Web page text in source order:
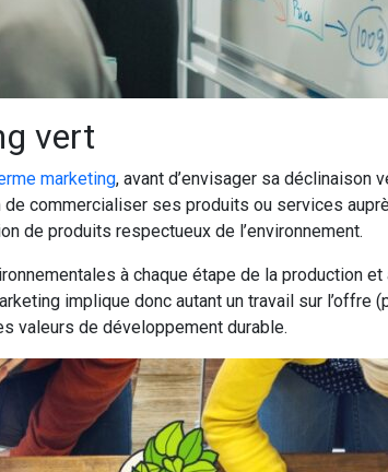
vert
marketing, avant d’envisager sa déclinaison
commercialiser ses produits ou services
de produits respectueux de l’environnement.
à chaque étape de la production
implique donc autant un travail sur
valeurs de développement durable.